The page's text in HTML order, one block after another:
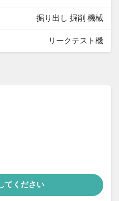
掘り出し 掘削 機械
リークテスト機
てください